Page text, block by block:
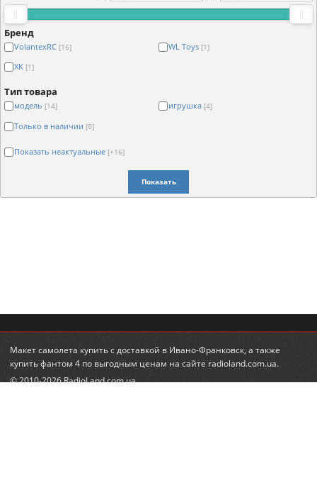
Бренд
VolantexRC [16] WL Toys [1]
XK [1]
Тип товара
модель [14] игрушка [4]
Только в наличии [0]
Показать неактуальные [+16]
Показать
Макет самолета купитьс доставкой в Ивано-Франковск, а также
купить фантом 4по выгодным ценам на сайте radioland.com.ua.
© 2010-2026 RadioLand.com.ua